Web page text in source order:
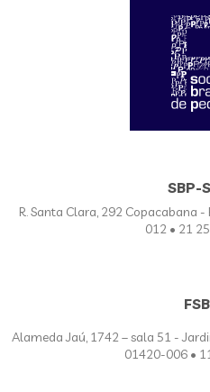
SBP-
R. Santa Clara, 292 Copacabana -
012 • 21
Alameda Jaú, 1742 – sala 51 -
01420-006 •